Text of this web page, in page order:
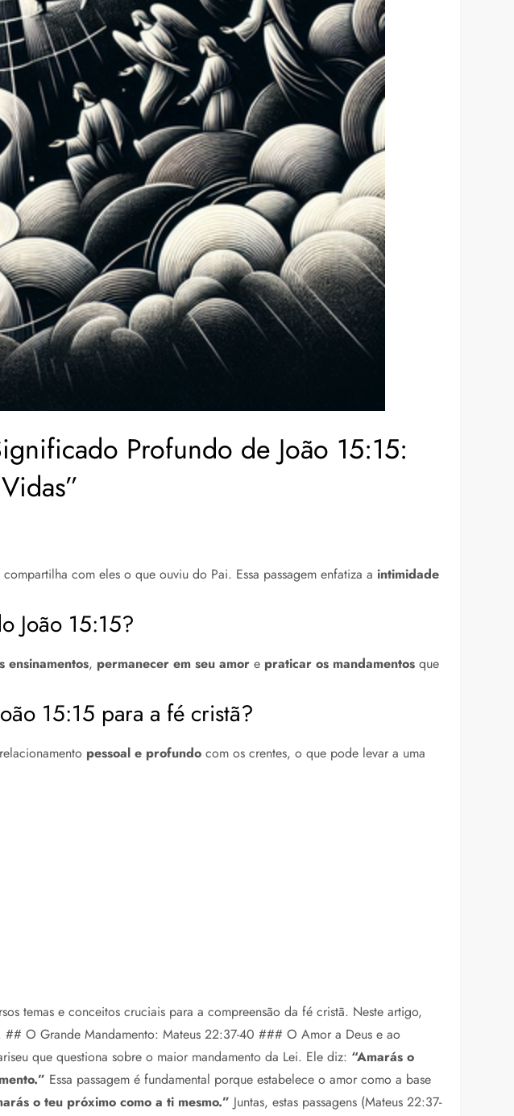
Profundo de João 15:15:
com eles o que ouviu do Pai. Essa passagem enfatiza a intimidade
João 15:15?
ensinamentos, permanecer em seu amor e praticar os mandamentos que
15:15 para a fé cristã?
pessoal e profundo com os crentes, o que pode levar a uma
temas e conceitos cruciais para a compreensão da fé cristã. Neste artigo,
## O Grande Mandamento: Mateus 22:37-40 ### O Amor a Deus e ao
que questiona sobre o maior mandamento da Lei. Ele diz: “Amarás o
Essa passagem é fundamental porque estabelece o amor como a base
o teu próximo como a ti mesmo.” Juntas, estas passagens (Mateus 22:37-